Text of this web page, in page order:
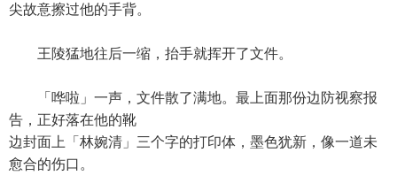
尖故意擦过他的手背。
王陵猛地往后一缩，抬手就挥开了文件。
「哗啦」一声，文件散了满地。最上面那份边防视察报
告，正好落在他的靴
边封面上「林婉清」三个字的打印体，墨色犹新，像一道未
愈合的伤口。